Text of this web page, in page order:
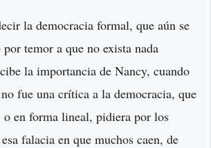
la democracia formal, que aún se
por temor a que no exista nada
la importancia de Nancy, cuando
fue una crítica a la democracia, que
o en forma lineal, pidiera por los
falacia en que muchos caen, de